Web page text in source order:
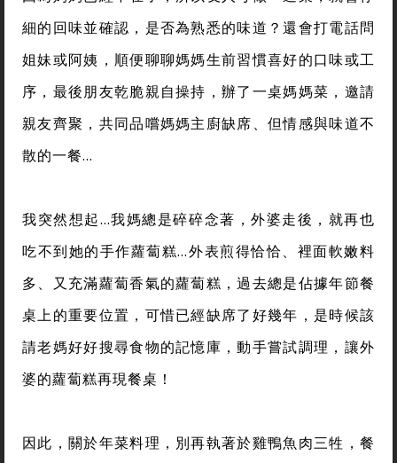
細的回味並確認，是否為熟悉的味道？還會打電話問
姐妹或阿姨，順便聊聊媽媽生前習慣喜好的口味或工
序，最後朋友乾脆親自操持，辦了一桌媽媽菜，邀請
親友齊聚，共同品嚐媽媽主廚缺席、但情感與味道不
散的一餐…
我突然想起…我媽總是碎碎念著，外婆走後，就再也
吃不到她的手作蘿蔔糕…外表煎得恰恰、裡面軟嫩料
多、又充滿蘿蔔香氣的蘿蔔糕，過去總是佔據年節餐
桌上的重要位置，可惜已經缺席了好幾年，是時候該
請老媽好好搜尋食物的記憶庫，動手嘗試調理，讓外
婆的蘿蔔糕再現餐桌！
因此，關於年菜料理，別再執著於雞鴨魚肉三牲，餐